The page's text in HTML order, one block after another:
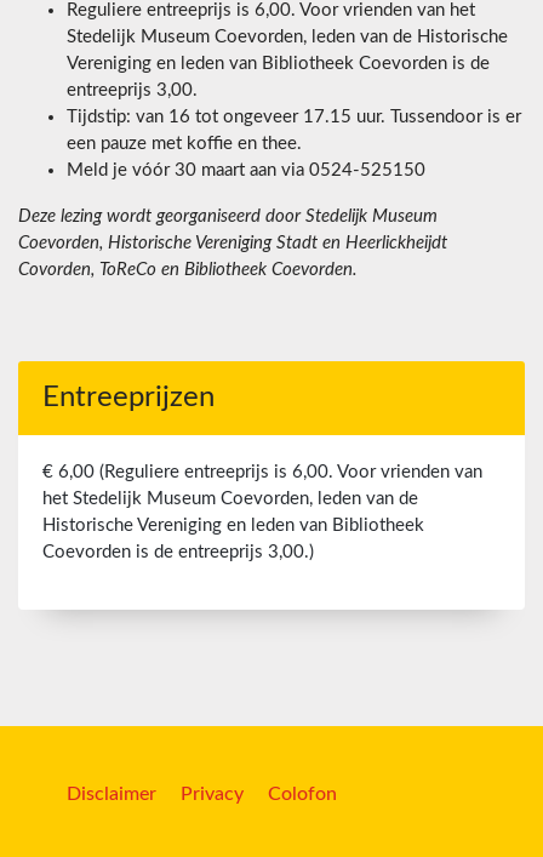
Reguliere entreeprijs is 6,00. Voor vrienden van het
Stedelijk Museum Coevorden, leden van de Historische
Vereniging en leden van Bibliotheek Coevorden is de
entreeprijs 3,00.
Tijdstip: van 16 tot ongeveer 17.15 uur. Tussendoor is er
een pauze met koffie en thee.
Meld je vóór 30 maart aan via 0524-525150
Deze lezing wordt georganiseerd door Stedelijk Museum
Coevorden, Historische Vereniging Stadt en Heerlickheijdt
Covorden, ToReCo en Bibliotheek Coevorden.
Entreeprijzen
€ 6,00 (Reguliere entreeprijs is 6,00. Voor vrienden van
het Stedelijk Museum Coevorden, leden van de
Historische Vereniging en leden van Bibliotheek
Coevorden is de entreeprijs 3,00.)
Disclaimer Privacy Colofon